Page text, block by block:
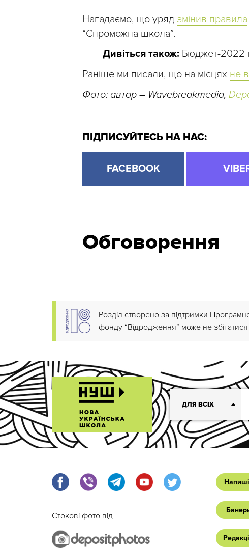
Нагадаємо, що уряд змінив правила
“Спроможна школа”.
Дивіться також: Бюджет-2022
Раніше ми писали, що на місцях не
Фото: автор – Wavebreakmedia,
ПІДПИСУЙТЕСЬ НА НАС:
FACEBOOK
Обговорення
Розділ створено за підтримки
фонду “Відродження” може не
ДЛЯ ВСІХ
Стокові фото від